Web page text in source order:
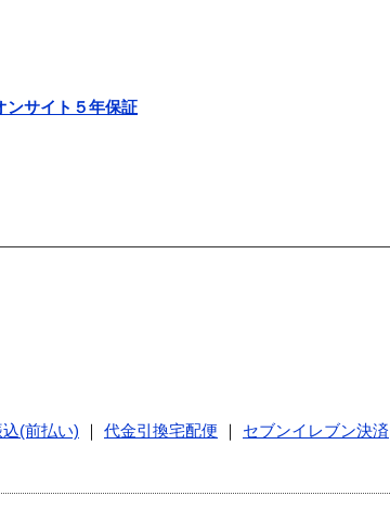
ンサイト５年保証
(前払い) 代金引換宅配便
セブンイレブン決済